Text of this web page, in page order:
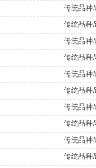
传统品种
传统品种
传统品种
传统品种
传统品种
传统品种
传统品种
传统品种
传统品种
传统品种